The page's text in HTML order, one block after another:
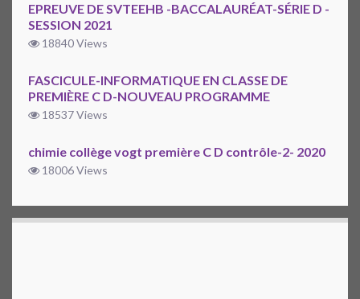
EPREUVE DE SVTEEHB -BACCALAURÉAT-SÉRIE D -
SESSION 2021
18840 Views
FASCICULE-INFORMATIQUE EN CLASSE DE
PREMIÈRE C D-NOUVEAU PROGRAMME
18537 Views
chimie collège vogt première C D contrôle-2- 2020
18006 Views